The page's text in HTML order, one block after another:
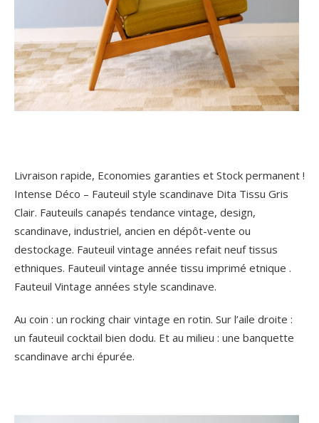
Livraison rapide, Economies garanties et Stock permanent !
Intense Déco – Fauteuil style scandinave Dita Tissu Gris
Clair. Fauteuils canapés tendance vintage, design,
scandinave, industriel, ancien en dépôt-vente ou
destockage. Fauteuil vintage années refait neuf tissus
ethniques. Fauteuil vintage année tissu imprimé etnique .
Fauteuil Vintage années style scandinave.
Au coin : un rocking chair vintage en rotin. Sur l’aile droite :
un fauteuil cocktail bien dodu. Et au milieu : une banquette
scandinave archi épurée.